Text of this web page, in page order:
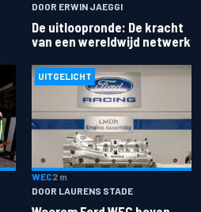
DOOR ERWIN JAEGGI
De uitloopronde: De kracht
van een wereldwijd netwerk
UITGELICHT
WEC2 m
DOOR LAURENS STADE